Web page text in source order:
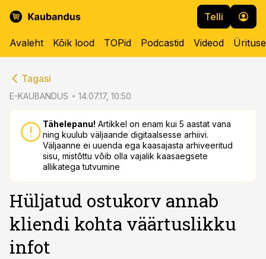
Telli
Avaleht Kõik lood TOPid Podcastid Videod
Tagasi
E-KAUBANDUS 14.07.17, 10:50
Tähelepanu! Artikkel on enam kui 5 aastat vana
ning kuulub väljaande digitaalsesse arhiivi.
Väljaanne ei uuenda ega kaasajasta arhiveeritud
sisu, mistõttu võib olla vajalik kaasaegsete
allikatega tutvumine
Hüljatud ostukorv annab
kliendi kohta väärtuslikku
infot